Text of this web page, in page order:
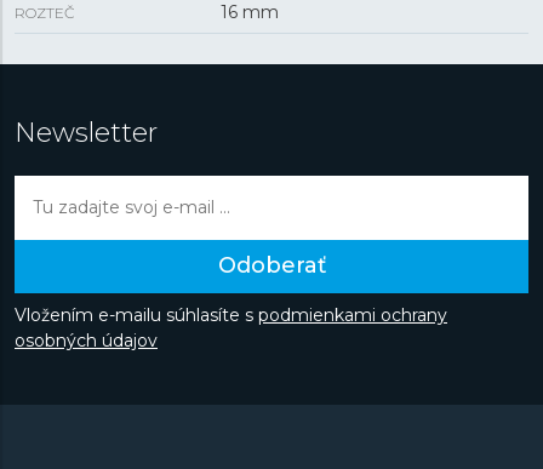
ROZTEČ 16 mm
Newsletter
Odoberať
Vložením e-mailu súhlasíte s podmienkami ochrany
osobných údajov